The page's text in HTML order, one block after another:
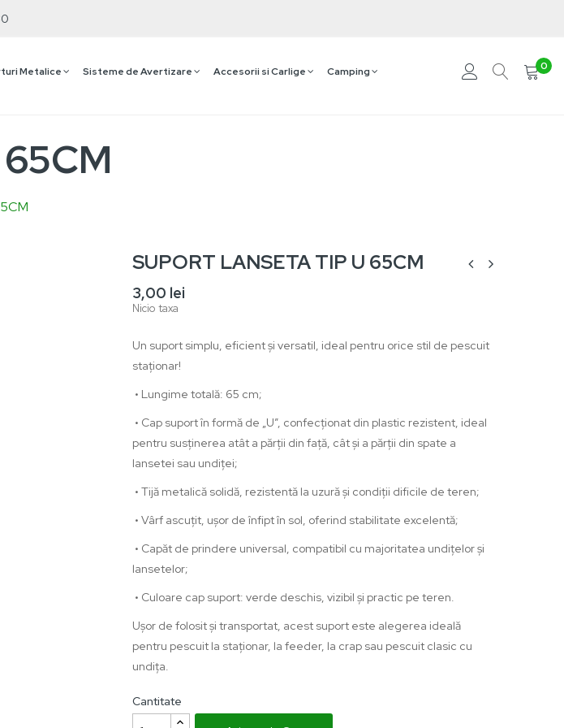
0
Metalice Sisteme de Avertizare Accesorii si Carlige Camping
SUPORT LANSETA TIP U 65CM
3,00 lei
Nicio taxa
Un suport simplu, eficient și versatil, ideal pentru orice stil de pescuit
staționar!
• Lungime totală: 65 cm;
• Cap suport în formă de „U”, confecționat din plastic rezistent, ideal
pentru susținerea atât a părții din față, cât și a părții din spate a
lansetei sau undiței;
• Tijă metalică solidă, rezistentă la uzură și condiții dificile de teren;
• Vârf ascuțit, ușor de înfipt în sol, oferind stabilitate excelentă;
• Capăt de prindere universal, compatibil cu majoritatea undițelor și
lansetelor;
• Culoare cap suport: verde deschis, vizibil și practic pe teren.
Ușor de folosit și transportat, acest suport este alegerea ideală
pentru pescuit la staționar, la feeder, la crap sau pescuit clasic cu
undița.
Cantitate